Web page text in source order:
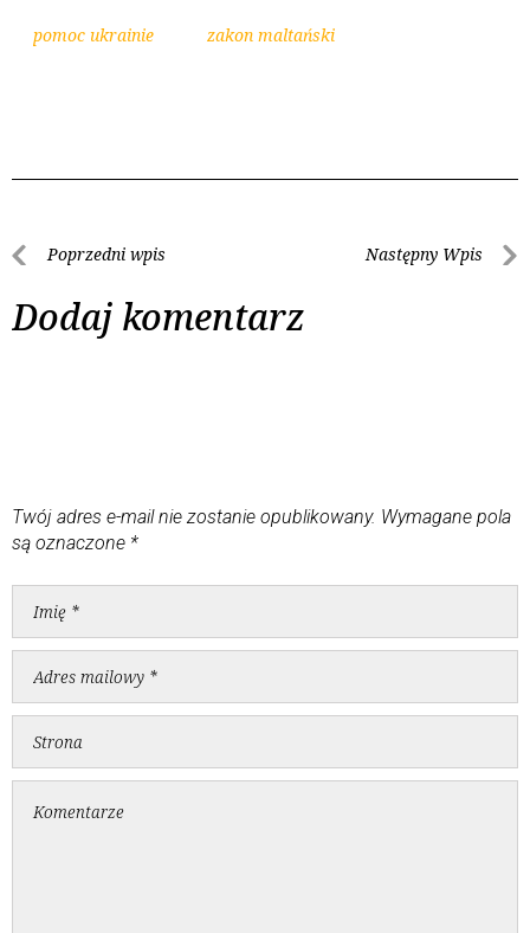
pomoc ukrainie zakon maltański
Poprzedni wpis Następny Wpis
Dodaj komentarz
Twój adres e-mail nie zostanie opublikowany. Wymagane pola
są oznaczone *